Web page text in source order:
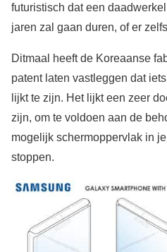
futuristisch dat een
jaren zal gaan duren, of er
Ditmaal heeft de Koreaanse
patent laten vastleggen dat
lijkt te zijn. Het lijkt een zeer
zijn, om te voldoen aan de
mogelijk schermoppervlak in
stoppen.